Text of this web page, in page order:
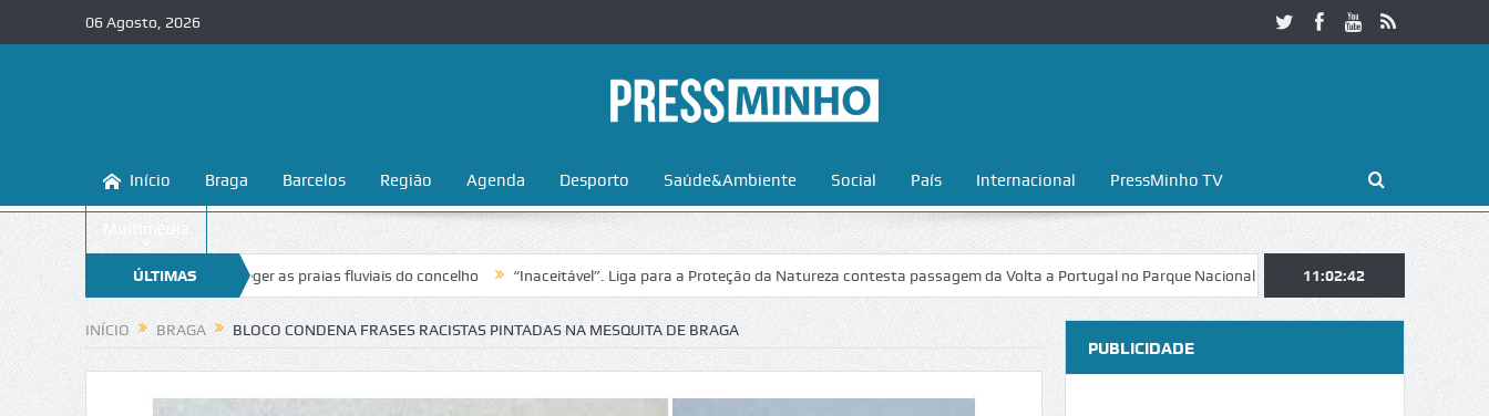
06 Agosto, 2026
Início Braga Barcelos Região Agenda Desporto Saúde&Ambiente Social País Internacional PressMinho TV
Multimédia
ÚLTIMAS
NOTÍCIAS
a conhecer e proteger as praias fluviais do concelho “Inaceitável”. Liga para a Proteção da Natureza contesta passagem da Volta a Portugal no Parque Nacional da Peneda-Gerês Esposende.
11:02:43
INÍCIO BRAGA BLOCO CONDENA FRASES RACISTAS PINTADAS NA MESQUITA DE BRAGA
PUBLICIDADE